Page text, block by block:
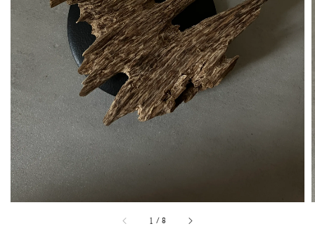
1 /8